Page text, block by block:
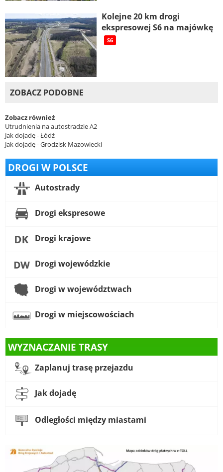
Kolejne 20 km drogi
ekspresowej S6 na majówkę
S6
ZOBACZ PODOBNE
Zobacz również
Utrudnienia na autostradzie A2
Jak dojadę - Łódź
Jak dojadę - Grodzisk Mazowiecki
DROGI W POLSCE
Autostrady
Drogi ekspresowe
Drogi krajowe
Drogi wojewódzkie
Drogi w województwach
Drogi w miejscowościach
WYZNACZANIE TRASY
Zaplanuj trasę przejazdu
Jak dojadę
Odległości między miastami